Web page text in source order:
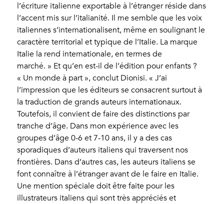
l’écriture italienne exportable à l’étranger réside dans
l’accent mis sur l’italianité. Il me semble que les voix
italiennes s’internationalisent, même en soulignant le
caractère territorial et typique de l’Italie. La marque
Italie la rend internationale, en termes de
marché. » Et qu’en est-il de l’édition pour enfants ?
« Un monde à part », conclut Dionisi. « J’ai
l’impression que les éditeurs se consacrent surtout à
la traduction de grands auteurs internationaux.
Toutefois, il convient de faire des distinctions par
tranche d’âge. Dans mon expérience avec les
groupes d’âge 0-6 et 7-10 ans, il y a des cas
sporadiques d’auteurs italiens qui traversent nos
frontières. Dans d’autres cas, les auteurs italiens se
font connaître à l’étranger avant de le faire en Italie.
Une mention spéciale doit être faite pour les
illustrateurs italiens qui sont très appréciés et